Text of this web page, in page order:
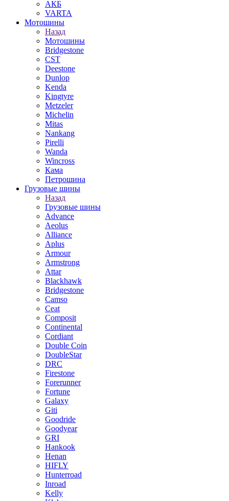
АКБ
VARTA
Мотошины
Назад
Мотошины
Bridgestone
CST
Deestone
Dunlop
Kenda
Kingtyre
Metzeler
Michelin
Mitas
Nankang
Pirelli
Wanda
Wincross
Кама
Петрошина
Грузовые шины
Назад
Грузовые шины
Advance
Aeolus
Alliance
Aplus
Armour
Armstrong
Attar
Blackhawk
Bridgestone
Camso
Ceat
Composit
Continental
Cordiant
Double Coin
DoubleStar
DRC
Firestone
Forerunner
Fortune
Galaxy
Giti
Goodride
Goodyear
GRI
Hankook
Henan
HIFLY
Hunterroad
Inroad
Kelly